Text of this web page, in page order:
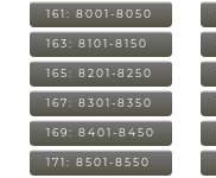
161: 8001-8050
163: 8101-8150
165: 8201-8250
167: 8301-8350
169: 8401-8450
171: 8501-8550